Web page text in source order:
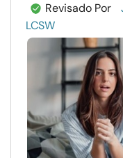
Revisado Por
LCSW